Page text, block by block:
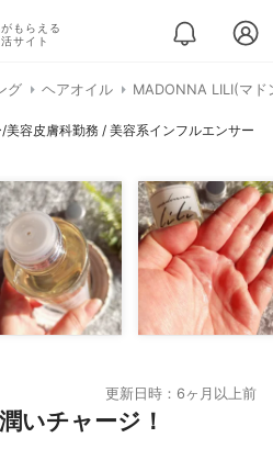
もらえる
サイト
グ ヘアオイル MADONNA LILI(マ
美容皮膚科勤務 / 美容系インフルエンサー
更新日時：6ヶ月以上前
いチャージ！